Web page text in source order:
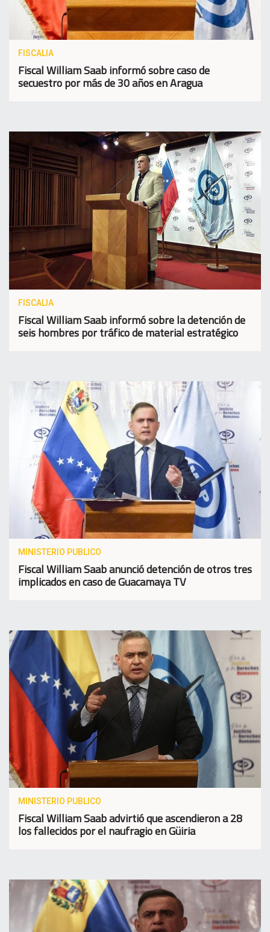
FISCALIA
Fiscal William Saab informó sobre caso de
secuestro por más de 30 años en Aragua
FISCALIA
Fiscal William Saab informó sobre la detención de
seis hombres por tráfico de material estratégico
MINISTERIO PUBLICO
Fiscal William Saab anunció detención de otros tres
implicados en caso de Guacamaya TV
MINISTERIO PUBLICO
Fiscal William Saab advirtió que ascendieron a 28
los fallecidos por el naufragio en Güiria